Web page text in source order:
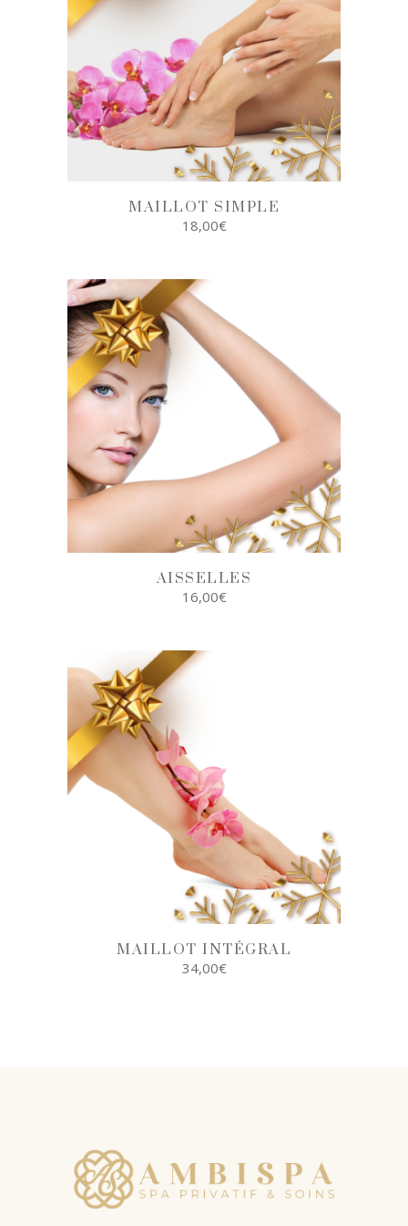
MAILLOT SIMPLE
18,00€
AJOUTER AU
PANIER
AISSELLES
16,00€
AJOUTER AU
MAILLOT INTÉGRAL
34,00€